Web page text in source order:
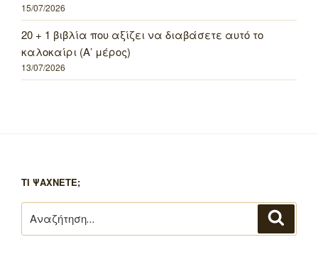
15/07/2026
20 + 1 βιβλία που αξίζει να διαβάσετε αυτό το
καλοκαίρι (Α’ μέρος)
13/07/2026
ΤΙ ΨΑΧΝΕΤΕ;
για: